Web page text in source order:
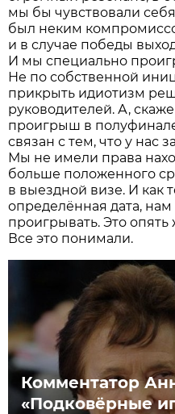
мы бы чувствовали
был неким
и в случае победы
И мы специально
Не по собственной
прикрыть идиотизм
руководителей. А,
проигрыш в
связан с тем, что у нас
Мы не имели права
больше положенного
в выездной визе. И как
определённая дата,
проигрывать. Это
Все это понимали.
Комментатор
«Подковёрные